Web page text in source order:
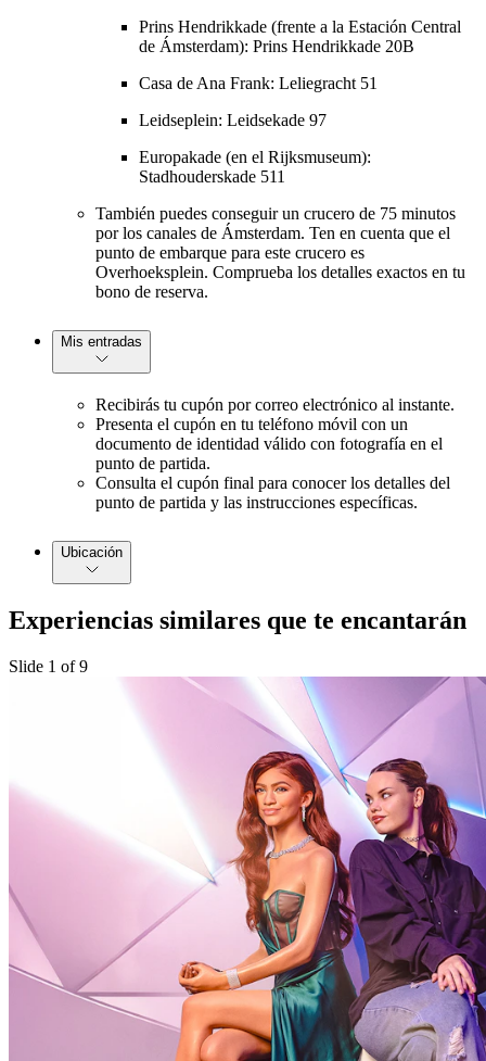
Prins Hendrikkade (frente a la Estación Central
de Ámsterdam): Prins Hendrikkade 20B
Casa de Ana Frank: Leliegracht 51
Leidseplein: Leidsekade 97
Europakade (en el Rijksmuseum):
Stadhouderskade 511
También puedes conseguir un crucero de 75 minutos
por los canales de Ámsterdam. Ten en cuenta que el
punto de embarque para este crucero es
Overhoeksplein. Comprueba los detalles exactos en tu
bono de reserva.
Mis entradas
Recibirás tu cupón por correo electrónico al instante.
Presenta el cupón en tu teléfono móvil con un
documento de identidad válido con fotografía en el
punto de partida.
Consulta el cupón final para conocer los detalles del
punto de partida y las instrucciones específicas.
Ubicación
Experiencias similares que te encantarán
Slide 1 of 9